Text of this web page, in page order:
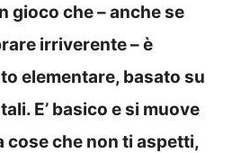
gioco che – anche se
irriverente – è
elementare, basato su
E’ basico e si muove
cose che non ti aspetti,